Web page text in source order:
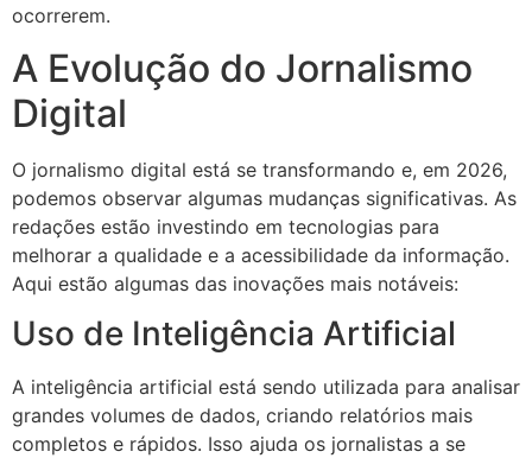
ocorrerem.
A Evolução do Jornalismo
Digital
O jornalismo digital está se transformando e, em 2026,
podemos observar algumas mudanças significativas. As
redações estão investindo em tecnologias para
melhorar a qualidade e a acessibilidade da informação.
Aqui estão algumas das inovações mais notáveis:
Uso de Inteligência Artificial
A inteligência artificial está sendo utilizada para analisar
grandes volumes de dados, criando relatórios mais
completos e rápidos. Isso ajuda os jornalistas a se